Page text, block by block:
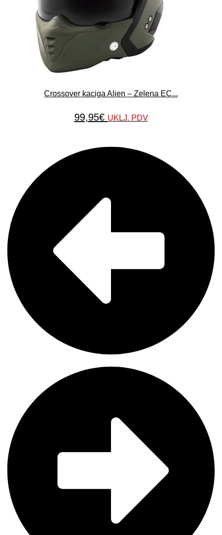
Crossover kaciga Alien – Zelena EC...
99,95€ UKLJ. PDV